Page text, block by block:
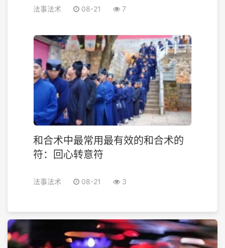
法事法术 08-21 7
和合术中最常用最有效的和合术的
符：回心转意符
法事法术 08-21 3